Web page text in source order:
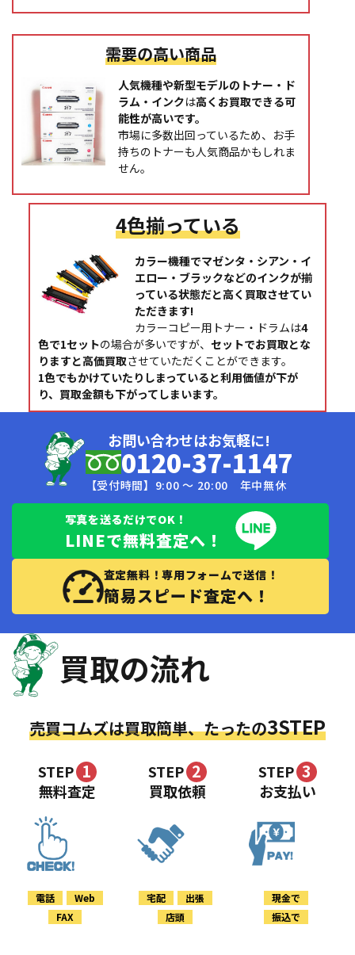
需要の高い商品
人気機種や新型モデルのトナー・ド
ラム・インクは高くお買取できる可
能性が高いです。
市場に多数出回っているため、お手
持ちのトナーも人気商品かもしれま
せん。
4色揃っている
カラー機種でマゼンタ・シアン・イ
エロー・ブラックなどのインクが揃
っている状態だと高く買取させてい
ただきます!
カラーコピー用トナー・ドラムは4
色で1セットの場合が多いですが、 セットでお買取とな
りますと高価買取させていただくことができます。
1色でもかけていたりしまっていると利用価値が下が
り、買取金額も下がってしまいます。
お問い合わせはお気軽に!
0120-37-1147
【受付時間】9:00 〜 20:00 年中無休
写真を送るだけでOK！
LINEで無料査定へ！
査定無料！専用フォームで送信！
簡易スピード査定へ！
買取の流れ
売買コムズは買取簡単、たったの3STEP
STEP 1
無料査定
電話
Web
FAX
STEP 2
買取依頼
宅配
出張
店頭
STEP 3
お支払い
現金で
振込で